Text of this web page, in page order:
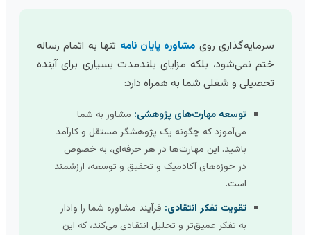
سرمایه‌گذاری روی مشاوره پایان نامهتنها به اتمام رساله
ختم نمی‌شود، بلکه مزایای بلندمدت بسیاری برای آینده
تحصیلی و شغلی شما به همراه دارد:
توسعه مهارت‌های پژوهشی:مشاور به شما
می‌آموزد که چگونه یک پژوهشگر مستقل و کارآمد
باشید. این مهارت‌ها در هر حرفه‌ای، به خصوص
در حوزه‌های آکادمیک و تحقیق و توسعه، ارزشمند
تقویت تفکر انتقادی:فرآیند مشاوره شما را وادار
به تفکر عمیق‌تر و تحلیل انتقادی می‌کند، که این